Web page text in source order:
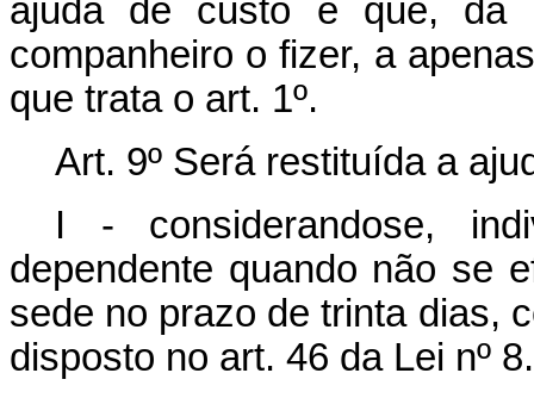
ajuda de custo e que, da
companheiro o fizer, a
que trata o art. 1º.
Art. 9º Será restituída a
I - considerando­se,
dependente quando não se
sede no prazo de trinta dias,
disposto no art. 46 da Lei nº